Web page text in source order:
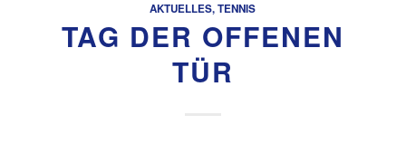
AKTUELLES,TENNIS
TAG DER OFFENEN
TÜR